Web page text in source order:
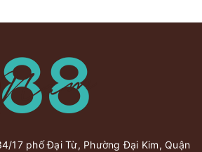
17 phố Đại Từ, Phường Đại Kim, Quận